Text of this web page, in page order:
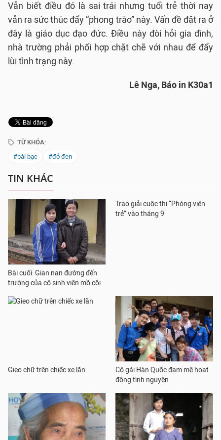
Vẫn biết điều đó là sai trái nhưng tuổi trẻ thời nay
vẫn ra sức thúc đẩy “phong trào” này. Vấn đề đặt ra ở
đây là giáo dục đạo đức. Điều này đòi hỏi gia đình,
nhà trường phải phối hợp chặt chẽ với nhau để đẩy
lùi tình trạng này.
Lê Nga, Báo in K30a1
TỪ KHÓA:
#bài bạc
#đỏ đen
TIN KHÁC
Bài cuối: Gian nan đường đến
trường của cô sinh viên mồ côi
Trao giải cuộc thi “Phóng viên
trẻ” vào tháng 9
Gieo chữ trên chiếc xe lăn
Cô gái Hàn Quốc đam mê hoạt
động tình nguyện